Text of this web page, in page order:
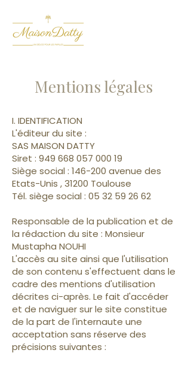
Mentions légales
I. IDENTIFICATION
L'éditeur du site :
SAS MAISON DATTY
Siret : 949 668 057 000 19
Siège social : 146-200 avenue des
Etats-Unis , 31200 Toulouse
Tél. siège social : 05 32 59 26 62
Responsable de la publication et de
la rédaction du site : Monsieur
Mustapha NOUHI
L'accès au site ainsi que l'utilisation
de son contenu s'effectuent dans le
cadre des mentions d'utilisation
décrites ci-après. Le fait d'accéder
et de naviguer sur le site constitue
de la part de l'internaute une
acceptation sans réserve des
précisions suivantes :